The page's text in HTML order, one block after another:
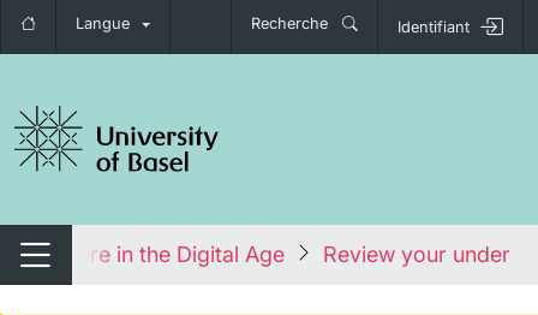
Langue Recherche Identifiant
de navigation
Changer de navigation
Literature in the Digital Age Review your